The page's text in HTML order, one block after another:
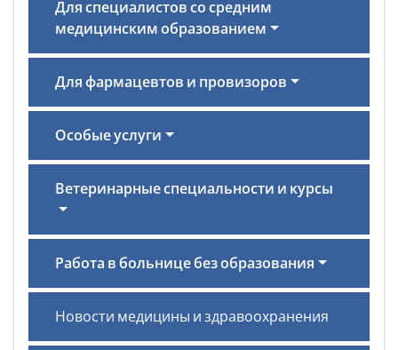
Для специалистов со средним
медицинским образованием
Для фармацевтов и провизоров
Особые услуги
Ветеринарные специальности и курсы
Работа в больнице без образования
Новости медицины и здравоохранения